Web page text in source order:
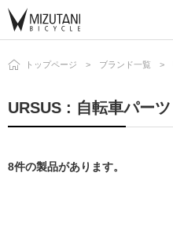
トップページ ブランド一覧
URSUS : 自転車パーツ
8件の製品があります。